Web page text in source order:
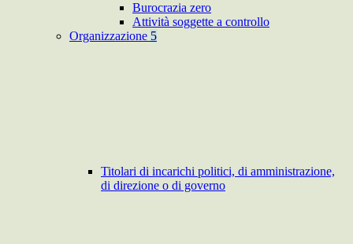
Burocrazia zero
Attività soggette a controllo
Organizzazione 5
Titolari di incarichi politici, di amministrazione,
di direzione o di governo